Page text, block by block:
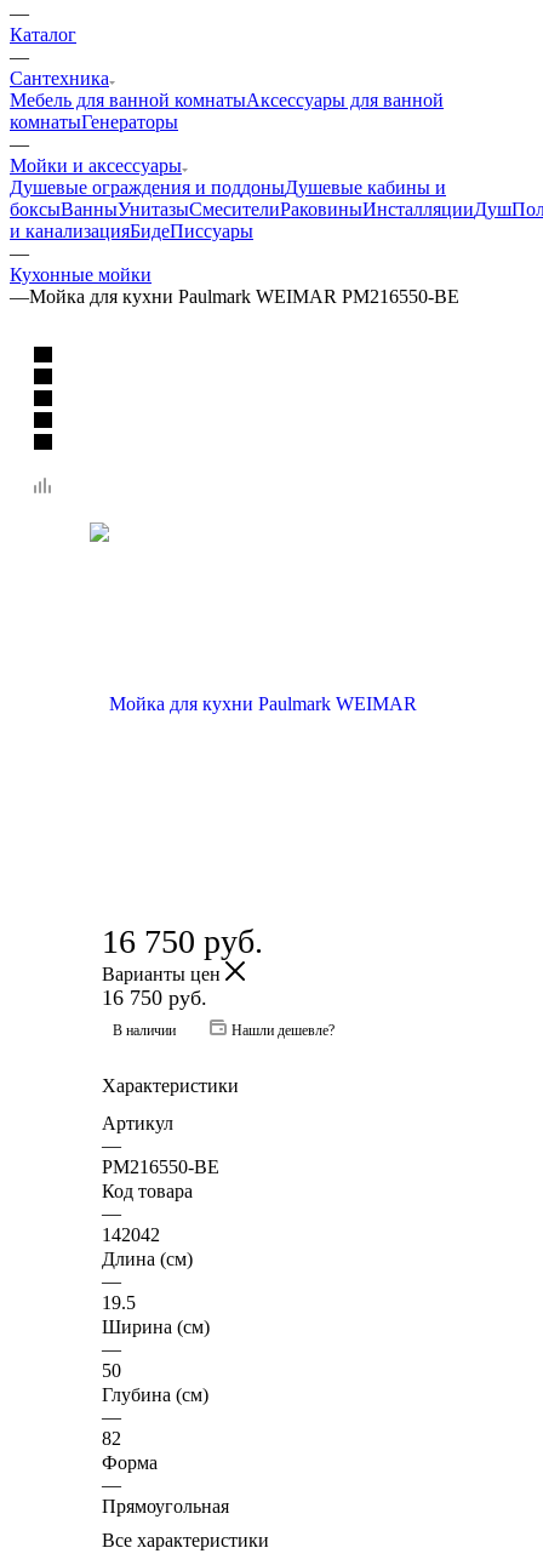
—
Каталог
—
Сантехника
Мебель для ванной комнатыАксессуары для ванной
комнатыГенераторы
—
Мойки и аксессуары
Душевые ограждения и поддоныДушевые кабины и
боксыВанныУнитазыСмесителиРаковиныИнсталляцииДуш
и канализацияБидеПиссуары
—
Кухонные мойки
—Мойка для кухни Paulmark WEIMAR PM216550-BE
16 750 руб.
Варианты цен
16 750 руб.
В наличии Нашли дешевле?
Характеристики
Артикул
—
PM216550-BE
Код товара
—
142042
Длина (см)
—
19.5
Ширина (см)
—
50
Глубина (см)
—
82
Форма
—
Прямоугольная
Все характеристики